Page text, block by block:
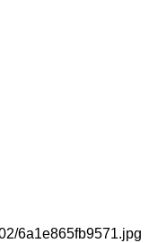
6a1e865fb9571.jpg